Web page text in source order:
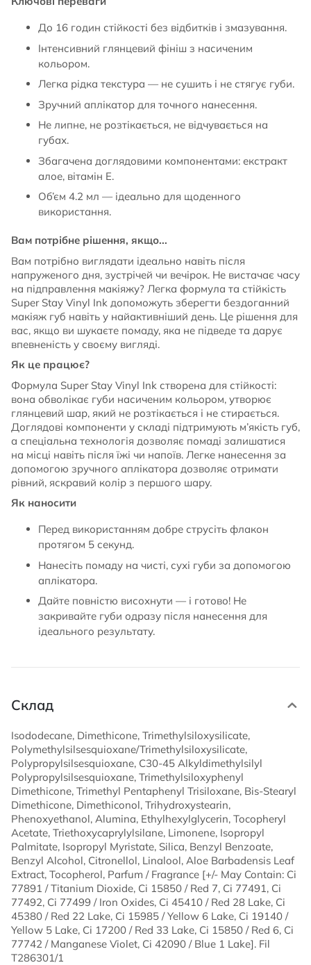
До 16 годин стійкості без відбитків і змазування.
Інтенсивний глянцевий фініш з насиченим
кольором.
Легка рідка текстура — не сушить і не стягує губи.
Зручний аплікатор для точного нанесення.
Не липне, не розтікається, не відчувається на
губах.
Збагачена доглядовими компонентами: екстракт
алое, вітамін Е.
Об’єм 4.2 мл — ідеально для щоденного
використання.
Вам потрібне рішення, якщо...
Вам потрібно виглядати ідеально навіть після
напруженого дня, зустрічей чи вечірок. Не вистачає часу
на підправлення макіяжу? Легка формула та стійкість
Super Stay Vinyl Ink допоможуть зберегти бездоганний
макіяж губ навіть у найактивніший день. Це рішення для
вас, якщо ви шукаєте помаду, яка не підведе та дарує
впевненість у своєму вигляді.
Як це працює?
Формула Super Stay Vinyl Ink створена для стійкості:
вона обволікає губи насиченим кольором, утворює
глянцевий шар, який не розтікається і не стирається.
Доглядові компоненти у складі підтримують м’якість губ,
а спеціальна технологія дозволяє помаді залишатися
на місці навіть після їжі чи напоїв. Легке нанесення за
допомогою зручного аплікатора дозволяє отримати
рівний, яскравий колір з першого шару.
Як наносити
Перед використанням добре струсіть флакон
протягом 5 секунд.
Нанесіть помаду на чисті, сухі губи за допомогою
аплікатора.
Дайте повністю висохнути — і готово! Не
закривайте губи одразу після нанесення для
ідеального результату.
Склад
Isododecane, Dimethicone, Trimethylsiloxysilicate,
Polymethylsilsesquioxane/Trimethylsiloxysilicate,
Polypropylsilsesquioxane, C30-45 Alkyldimethylsilyl
Polypropylsilsesquioxane, Trimethylsiloxyphenyl
Dimethicone, Trimethyl Pentaphenyl Trisiloxane, Bis-Stearyl
Dimethicone, Dimethiconol, Trihydroxystearin,
Phenoxyethanol, Alumina, Ethylhexylglycerin, Tocopheryl
Acetate, Triethoxycaprylylsilane, Limonene, Isopropyl
Palmitate, Isopropyl Myristate, Silica, Benzyl Benzoate,
Benzyl Alcohol, Citronellol, Linalool, Aloe Barbadensis Leaf
Extract, Tocopherol, Parfum / Fragrance [+/- May Contain: Ci
77891 / Titanium Dioxide, Ci 15850 / Red 7, Ci 77491, Ci
77492, Ci 77499 / Iron Oxides, Ci 45410 / Red 28 Lake, Ci
45380 / Red 22 Lake, Ci 15985 / Yellow 6 Lake, Ci 19140 /
Yellow 5 Lake, Ci 17200 / Red 33 Lake, Ci 15850 / Red 6, Ci
77742 / Manganese Violet, Ci 42090 / Blue 1 Lake]. Fil
T286301/1